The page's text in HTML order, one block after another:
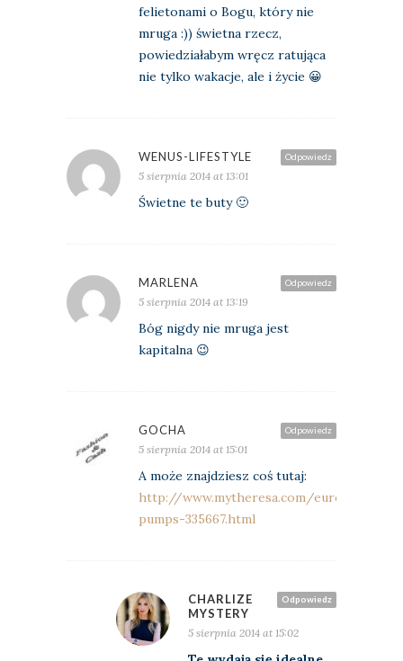
felietonami o Bogu, który nie
mruga :)) świetna rzecz,
powiedziałabym wręcz ratująca
nie tylko wakacje, ale i życie 😀
Odpowiedz
WENUS-LIFESTYLE
5 sierpnia 2014 at 13:01
Świetne te buty 🙂
Odpowiedz
MARLENA
5 sierpnia 2014 at 13:19
Bóg nigdy nie mruga jest
kapitalna 😉
Odpowiedz
GOCHA
5 sierpnia 2014 at 15:01
A może znajdziesz coś tutaj:
http://www.mytheresa.com/euro_en/
pumps-335667.html
Odpowiedz
CHARLIZE
MYSTERY
5 sierpnia 2014 at 15:02